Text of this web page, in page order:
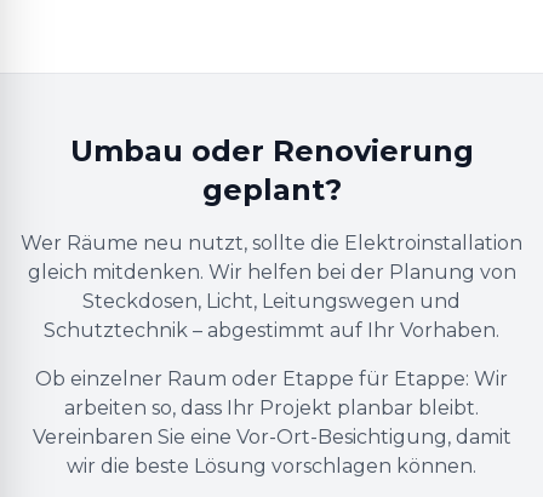
Umbau oder Renovierung
geplant?
Wer Räume neu nutzt, sollte die Elektroinstallation
gleich mitdenken. Wir helfen bei der Planung von
Steckdosen, Licht, Leitungswegen und
Schutztechnik – abgestimmt auf Ihr Vorhaben.
Ob einzelner Raum oder Etappe für Etappe: Wir
arbeiten so, dass Ihr Projekt planbar bleibt.
Vereinbaren Sie eine Vor-Ort-Besichtigung, damit
wir die beste Lösung vorschlagen können.